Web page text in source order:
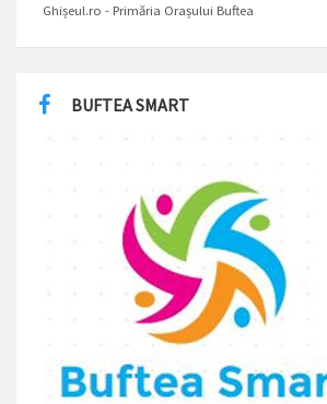
Ghișeul.ro - Primăria Orașului Buftea
BUFTEA SMART